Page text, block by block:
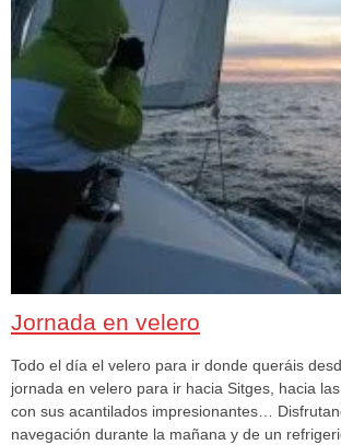
Jornada en velero
Todo el día el velero para ir donde queráis
jornada en velero para ir hacia Sitges, hacia
con sus acantilados impresionantes…
navegación durante la mañana y de un